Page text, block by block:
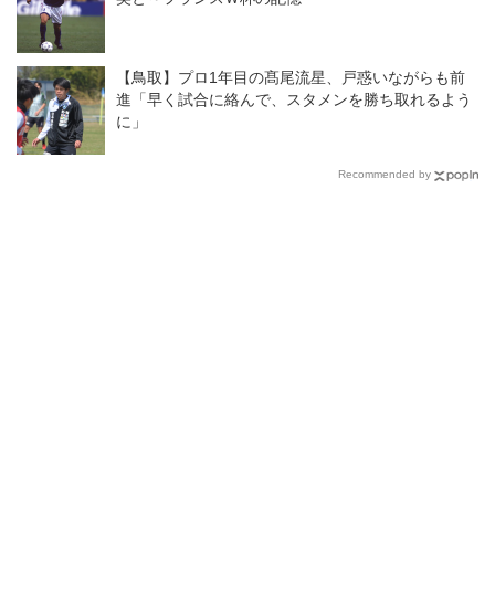
【鳥取】プロ1年目の髙尾流星、戸惑いながらも前
進「早く試合に絡んで、スタメンを勝ち取れるよう
に」
Recommended by